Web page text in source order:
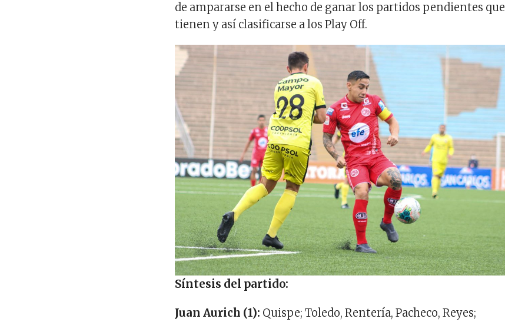
de ampararse en el hecho de ganar los partidos pendientes que
tienen y así clasificarse a los Play Off.
Síntesis del partido:
Juan Aurich (1): Quispe; Toledo, Rentería, Pacheco, Reyes;